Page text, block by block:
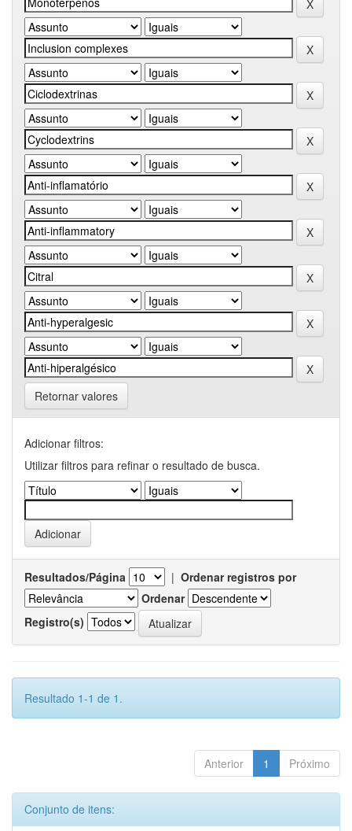
Retornar valores
Adicionar filtros:
Utilizar filtros para refinar o resultado de busca.
Resultados/Página | Ordenar registros por
Ordenar
Registro(s)
Resultado 1-1 de 1.
Anterior 1 Próximo
Conjunto de itens: